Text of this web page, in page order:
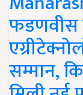
फडणवीस
सम्मान,